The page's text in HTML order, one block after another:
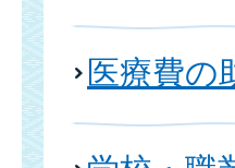
医療費の